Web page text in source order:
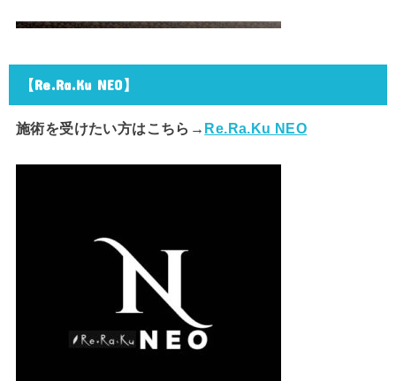
【Re.Ra.Ku NEO】
施術を受けたい方はこちら→ Re.Ra.Ku NEO